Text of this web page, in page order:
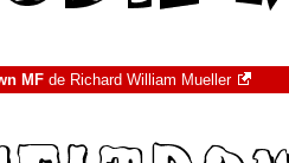
MF de Richard William Mueller